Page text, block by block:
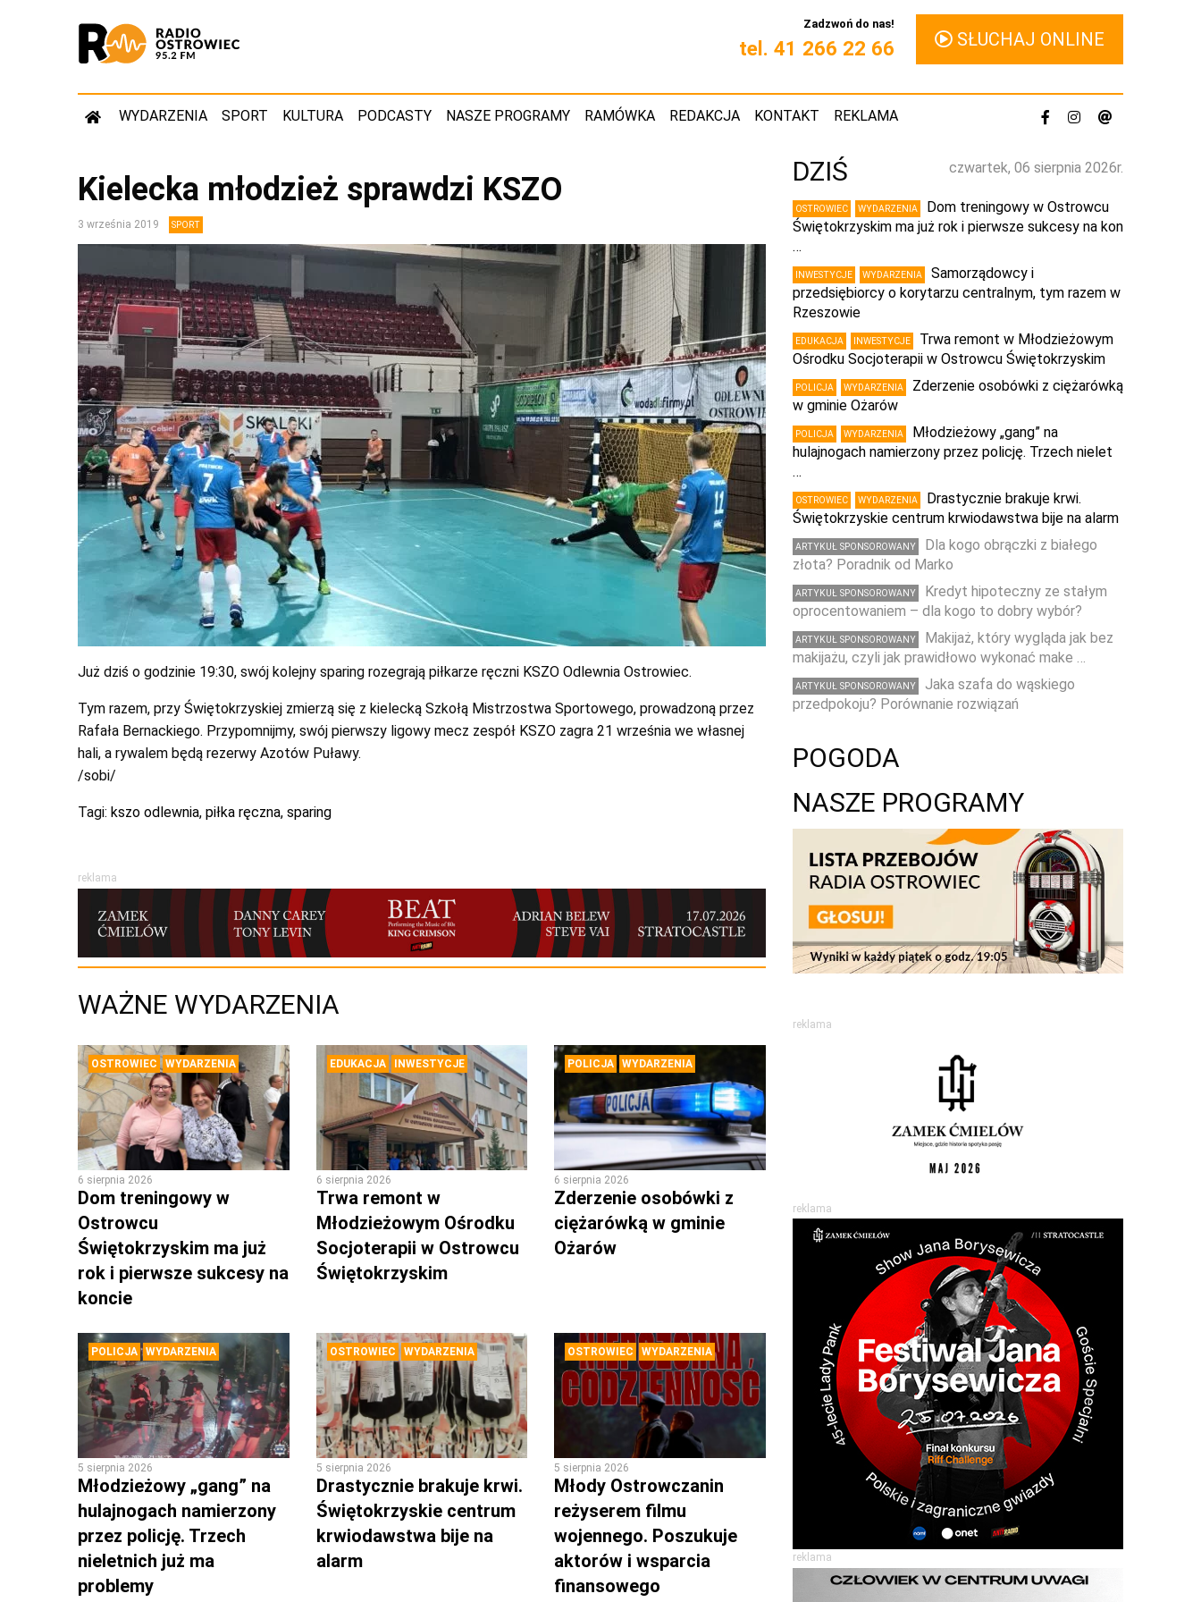
Zadzwoń do nas!
tel. 41 266 22 66 SŁUCHAJ ONLINE
WYDARZENIA SPORT KULTURA PODCASTY NASZE PROGRAMY RAMÓWKA REDAKCJA KONTAKT REKLAMA
Kielecka młodzież sprawdzi KSZO
3 września 2019 SPORT
Już dziś o godzinie 19:30, swój kolejny sparing rozegrają piłkarze ręczni KSZO Odlewnia Ostrowiec.
Tym razem, przy Świętokrzyskiej zmierzą się z kielecką Szkołą Mistrzostwa Sportowego, prowadzoną przez
Rafała Bernackiego. Przypomnijmy, swój pierwszy ligowy mecz zespół KSZO zagra 21 września we własnej
hali, a rywalem będą rezerwy Azotów Puławy.
/sobi/
Tagi: kszo odlewnia, piłka ręczna, sparing
reklama
WAŻNE WYDARZENIA
OSTROWIEC WYDARZENIA
6 sierpnia 2026
Dom treningowy w
Ostrowcu
Świętokrzyskim ma już
rok i pierwsze sukcesy na
koncie
EDUKACJA INWESTYCJE
6 sierpnia 2026
Trwa remont w
Młodzieżowym Ośrodku
Socjoterapii w Ostrowcu
Świętokrzyskim
POLICJA WYDARZENIA
6 sierpnia 2026
Zderzenie osobówki z
ciężarówką w gminie
Ożarów
POLICJA WYDARZENIA
5 sierpnia 2026
Młodzieżowy „gang” na
hulajnogach namierzony
przez policję. Trzech
nieletnich już ma
problemy
OSTROWIEC WYDARZENIA
5 sierpnia 2026
Drastycznie brakuje krwi.
Świętokrzyskie centrum
krwiodawstwa bije na
alarm
OSTROWIEC WYDARZENIA
5 sierpnia 2026
Młody Ostrowczanin
reżyserem filmu
wojennego. Poszukuje
aktorów i wsparcia
finansowego
czwartek, 06 sierpnia 2026r.
DZIŚ
OSTROWIEC WYDARZENIA
Dom treningowy w Ostrowcu
Świętokrzyskim ma już rok i pierwsze sukcesy na kon
…
INWESTYCJE WYDARZENIA
Samorządowcy i
przedsiębiorcy o korytarzu centralnym, tym razem w
Rzeszowie
EDUKACJA INWESTYCJE
Trwa remont w Młodzieżowym
Ośrodku Socjoterapii w Ostrowcu Świętokrzyskim
POLICJA WYDARZENIA
Zderzenie osobówki z ciężarówką
w gminie Ożarów
POLICJA WYDARZENIA
Młodzieżowy „gang” na
hulajnogach namierzony przez policję. Trzech nielet
…
OSTROWIEC WYDARZENIA
Drastycznie brakuje krwi.
Świętokrzyskie centrum krwiodawstwa bije na alarm
ARTYKUŁ SPONSOROWANY
Dla kogo obrączki z białego
złota? Poradnik od Marko
ARTYKUŁ SPONSOROWANY
Kredyt hipoteczny ze stałym
oprocentowaniem – dla kogo to dobry wybór?
ARTYKUŁ SPONSOROWANY
Makijaż, który wygląda jak bez
makijażu, czyli jak prawidłowo wykonać make …
ARTYKUŁ SPONSOROWANY
Jaka szafa do wąskiego
przedpokoju? Porównanie rozwiązań
POGODA
NASZE PROGRAMY
reklama
reklama
reklama